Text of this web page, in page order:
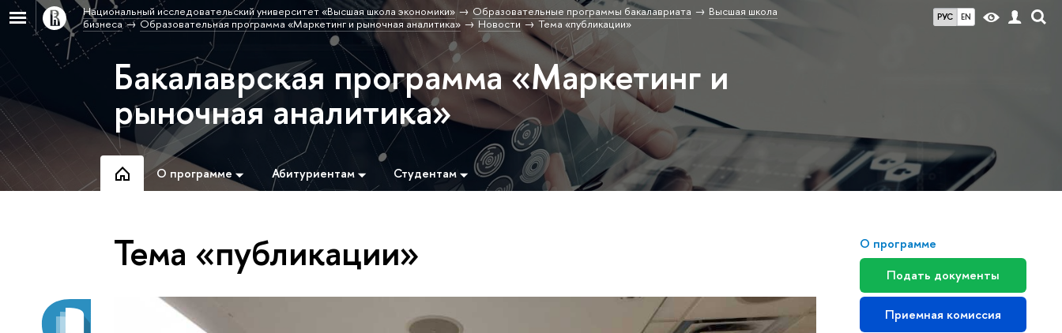
РУС EN
Национальный исследовательский университет «Высшая школа экономики» Образовательные программы бакалавриата
Высшая школа
бизнеса
Образовательная программа «Маркетинг и рыночная аналитика» Новости Тема «публикации»
Бакалаврская программа «Маркетинг и
рыночная аналитика»
О программе Абитуриентам Студентам
О программе
Подать документы
Приемная комиссия
Тема «публикации»